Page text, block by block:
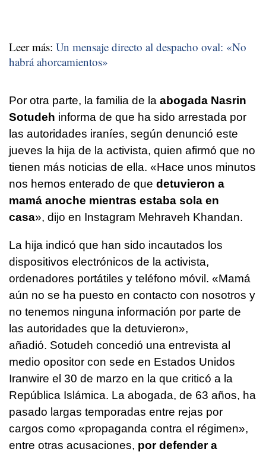
Leer más: Un mensaje directo al despacho oval: «No
habrá ahorcamientos»
Por otra parte, la familia de la abogada Nasrin
Sotudeh informa de que ha sido arrestada por
las autoridades iraníes, según denunció este
jueves la hija de la activista, quien afirmó que no
tienen más noticias de ella. «Hace unos minutos
nos hemos enterado de que detuvieron a
mamá anoche mientras estaba sola en
casa», dijo en Instagram Mehraveh Khandan.
La hija indicó que han sido incautados los
dispositivos electrónicos de la activista,
ordenadores portátiles y teléfono móvil. «Mamá
aún no se ha puesto en contacto con nosotros y
no tenemos ninguna información por parte de
las autoridades que la detuvieron»,
añadió. Sotudeh concedió una entrevista al
medio opositor con sede en Estados Unidos
Iranwire el 30 de marzo en la que criticó a la
República Islámica. La abogada, de 63 años, ha
pasado largas temporadas entre rejas por
cargos como «propaganda contra el régimen»,
entre otras acusaciones, por defender a